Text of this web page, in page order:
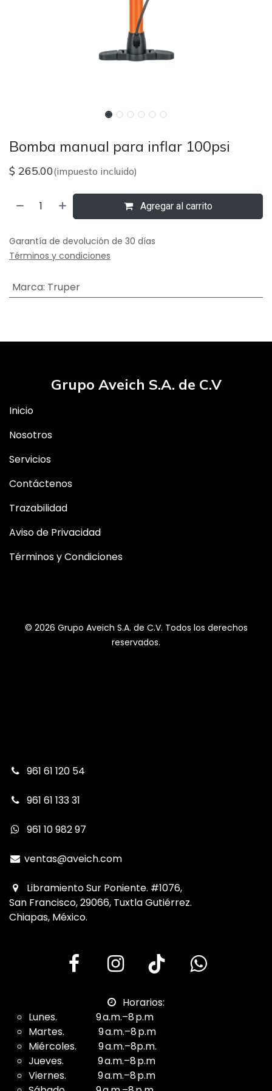
Bomba manual para inflar 100psi
$ 265.00(impuesto incluido)
Agregar al carrito
Garantía de devolución de 30 días
Términos y condiciones
Marca: Truper
Grupo Aveich S.A. de C.V
Inicio
Nosotros
Servicios
Contáctenos
Trazabilidad
Aviso de Privacidad
Términos y Condiciones
© 2026 Grupo Aveich S.A. de C.V. Todos los derechos
reservados.
961 61 120 54
961 61 133 31
961 10 982 97
ventas@aveich.com
Libramiento Sur Poniente. #1076,
San Francisco, 29066, Tuxtla Gutiérrez.
Chiapas, México.
Horarios:
Lunes. 9 a.m.–8 p.m
Martes. 9 a.m.–8 p.m
Miércoles. 9 a.m.–8p.m.
Jueves. 9 a.m.–8 p.m
Viernes. 9 a.m.–8 p.m